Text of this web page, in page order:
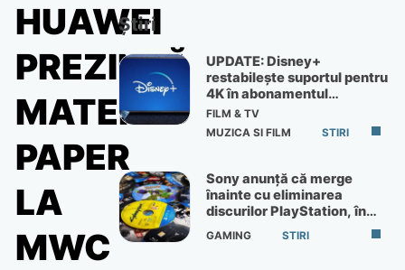
HUAWEI
PREZINTĂ
MATEPAD
PAPER
LA
MWC
Știri
UPDATE: Disney+
restabilește suportul pentru
4K în abonamentul
Premium
FILM & TV
MUZICA SI FILM
STIRI
Sony anunță că merge
înainte cu eliminarea
discurilor PlayStation, în
ciuda protestelor
GAMING STIRI